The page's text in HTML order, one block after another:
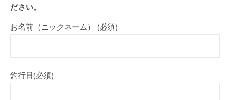
ださい。
お名前（ニックネーム） (必須)
釣行日(必須)